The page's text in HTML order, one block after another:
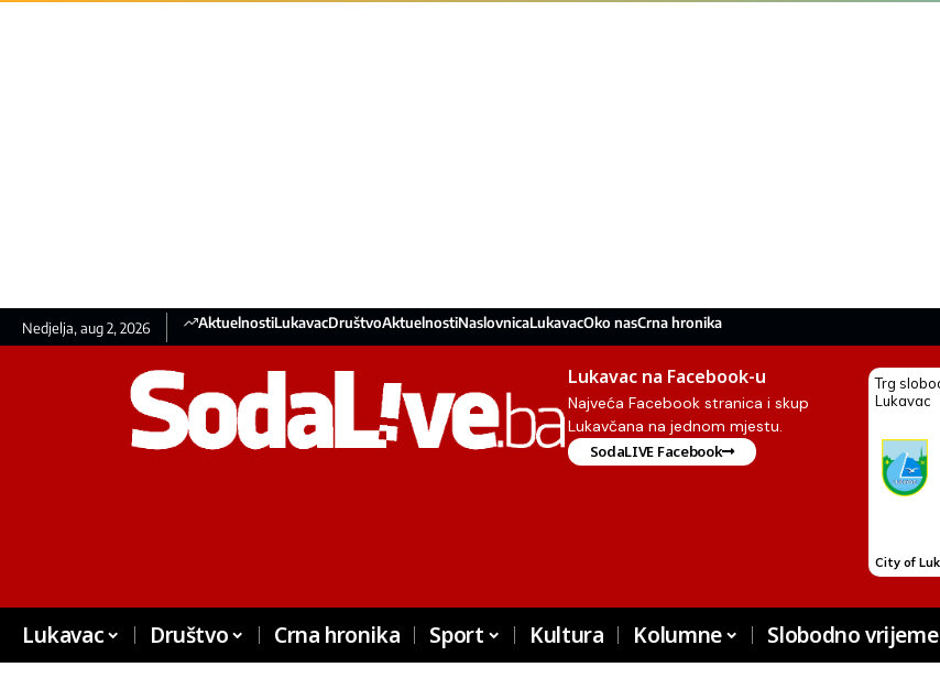
Nedjelja, aug 2, 2026 AktuelnostiLukavacDruštvoAktuelnostiNaslovnicaLukavacOko nasCrna hronika
Lukavac na Facebook-u
Najveća Facebook stranica i skup
Lukavčana na jednom mjestu.
SodaLIVE Facebook
Lukavac Društvo Crna hronika Sport Kultura Kolumne Slobodno vrijeme